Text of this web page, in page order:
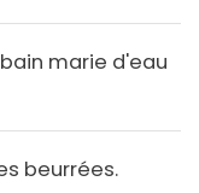
marie d'eau
beurrées.